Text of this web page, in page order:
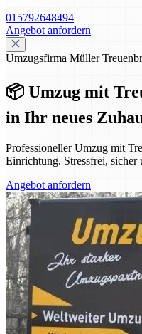
015792648494
Angebot anfordern
Umzugsfirma Müller
📦 Umzug mit
in Ihr neues
Professioneller Umzug mit
Einrichtung. Stressfrei, sicher
Angebot anfordern